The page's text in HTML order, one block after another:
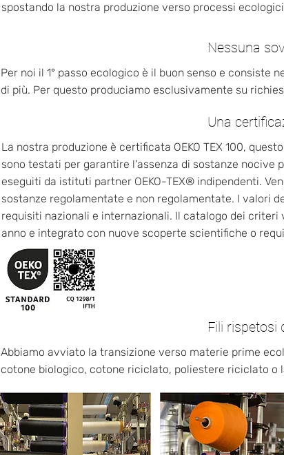
spostando la nostra produzione verso processi
Nessuna
Per noi il 1° passo ecologico è il buon senso e consiste
di più. Per questo produciamo esclusivamente su
Una
La nostra produzione è certificata OEKO TEX 100,
sono testati per garantire l'assenza di sostanze nocive
eseguiti da istituti partner OEKO-TEX® indipendenti.
sostanze regolamentate e non regolamentate. I valori
requisiti nazionali e internazionali. Il catalogo dei
anno e integrato con nuove scoperte scientifiche o
Fili rispetosi
Abbiamo avviato la transizione verso materie prime
cotone biologico, cotone riciclato, poliestere riciclato o